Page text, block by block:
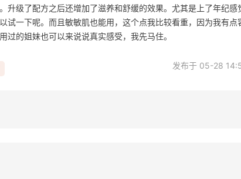
升级了配方之后还增加了滋养和舒缓的效果。尤其是上了年纪感
试一下呢。而且敏敏肌也能用，这个点我比较看重，因为我有点
过的姐妹也可以来说说真实感受，我先马住。
发布于 05-28